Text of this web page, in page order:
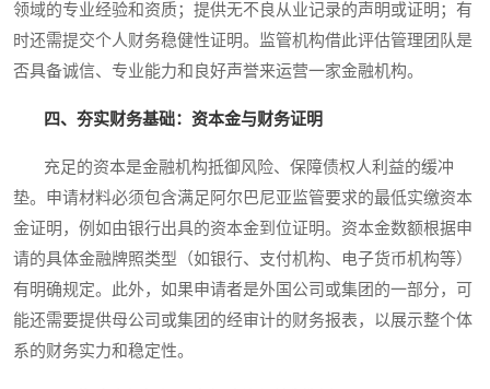
领域的专业经验和资质；提供无不良从业记录的声明或证明；有
时还需提交个人财务稳健性证明。监管机构借此评估管理团队是
否具备诚信、专业能力和良好声誉来运营一家金融机构。
四、夯实财务基础：资本金与财务证明
充足的资本是金融机构抵御风险、保障债权人利益的缓冲
垫。申请材料必须包含满足阿尔巴尼亚监管要求的最低实缴资本
金证明，例如由银行出具的资本金到位证明。资本金数额根据申
请的具体金融牌照类型（如银行、支付机构、电子货币机构等）
有明确规定。此外，如果申请者是外国公司或集团的一部分，可
能还需要提供母公司或集团的经审计的财务报表，以展示整个体
系的财务实力和稳定性。